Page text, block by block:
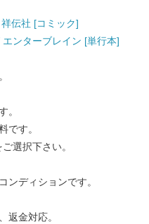
伝社 [コミック]
ンターブレイン [単行本]
。
です。
選択下さい。
ンディションです。
返金対応。